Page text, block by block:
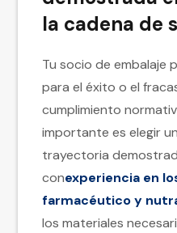
la cadena de
Tu socio de embalaje
para el éxito o el
cumplimiento
importante es elegir
trayectoria
conexperiencia en
farmacéutico y
los materiales